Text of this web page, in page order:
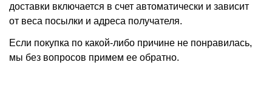
доставки включается в счет автоматически и зависит
от веса посылки и адреса получателя.
Если покупка по какой-либо причине не понравилась,
мы без вопросов примем ее обратно.